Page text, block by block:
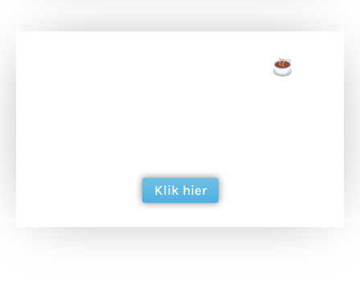
Klik hier